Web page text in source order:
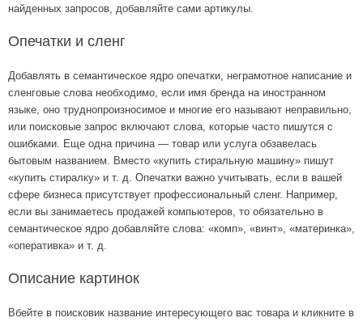
найденных запросов, добавляйте сами артикулы.
Опечатки и сленг
Добавлять в семантическое ядро опечатки, неграмотное написание и
сленговые слова необходимо, если имя бренда на иностранном
языке, оно труднопроизносимое и многие его называют неправильно,
или поисковые запрос включают слова, которые часто пишутся с
ошибками. Еще одна причина — товар или услуга обзавелась
бытовым названием. Вместо «купить стиральную машину» пишут
«купить стиралку» и т. д. Опечатки важно учитывать, если в вашей
сфере бизнеса присутствует профессиональный сленг. Например,
если вы занимаетесь продажей компьютеров, то обязательно в
семантическое ядро добавляйте слова: «комп», «винт», «материнка»,
«оперативка» и т. д.
Описание картинок
Вбейте в поисковик название интересующего вас товара и кликните в